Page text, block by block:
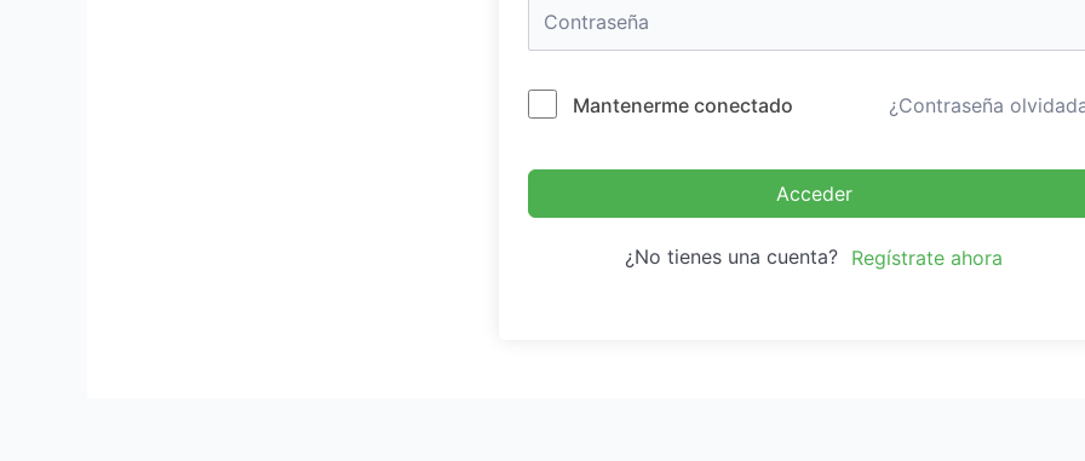
Mantenerme conectado ¿Contraseña
Acceder
¿No tienes una cuenta? Regístrate ahora